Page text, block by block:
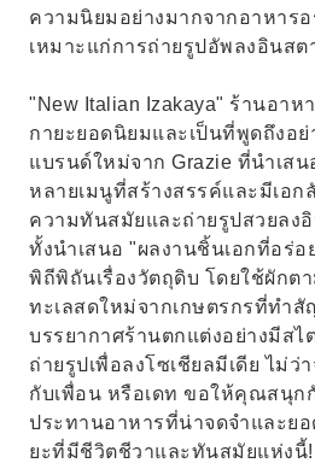
ความนิยมอย่างมากจากอาหาร
เหมาะแก่การถ่ายรูปอัพลงอินสต
"New Italian Izakaya" ร้านอาห
กายะยอดนิยมและเป็นที่พูดถึงอย่
แบรนด์ใหม่จาก Grazie ที่นำเส
หลายเมนูที่สร้างสรรค์และมีเอ
ความทันสมัยและถ่ายรูปสวยลง
ทั้งนำเสนอ "ผลงานชิ้นเอกที่อร่อ
พิถีพิถันเรื่องวัตถุดิบ โดยใช้ผักต
ทะเลสดใหม่จากเกษตรกรที่ทำ
บรรยากาศร้านตกแต่งอย่างมีสไ
ถ่ายรูปเพื่อลงโซเชียลมีเดีย ไม่ว่
กับเพื่อน หรือเดท ขอให้คุณสนุก
ประทานอาหารที่น่าจดจำและยอ
ยะที่มีชีวิตชีวาและทันสมัยแห่งนี้!